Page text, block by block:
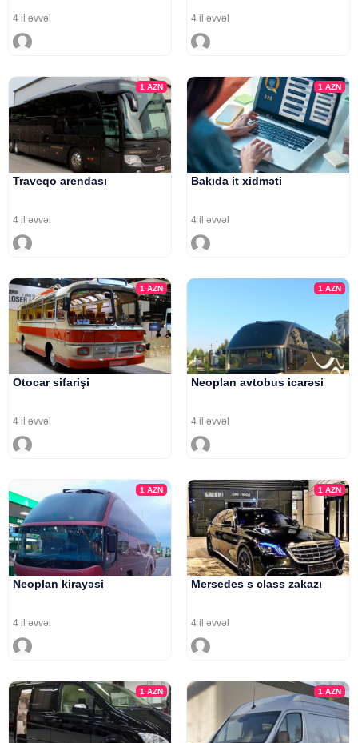
4 il əvvəl 4 il əvvəl
1AZN
Traveqo arendası
4 il əvvəl
1 AZN
Bakıda it xidməti
4 il əvvəl
1AZN
Otocar sifarişi
4 il əvvəl
1 AZN
Neoplan avtobus icarəsi
4 il əvvəl
1AZN
Neoplan kirayəsi
4 il əvvəl
1 AZN
Mersedes s class zakazı
4 il əvvəl
1AZN 1 AZN